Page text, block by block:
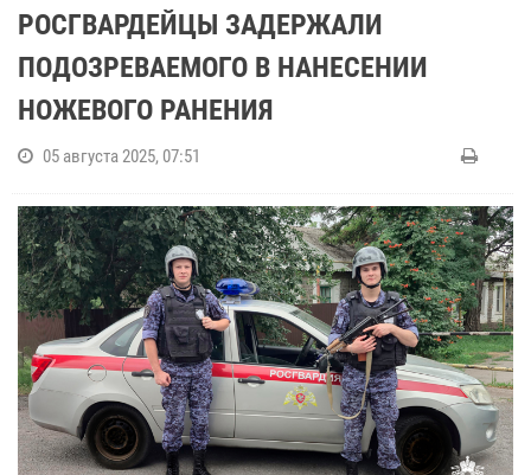
РОСГВАРДЕЙЦЫ ЗАДЕРЖАЛИ
ПОДОЗРЕВАЕМОГО В НАНЕСЕНИИ
НОЖЕВОГО РАНЕНИЯ
05 августа 2025, 07:51